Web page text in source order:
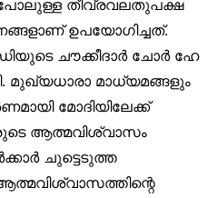
തീവ്രവലതുപക്ഷ
ഉപയോഗിച്ചത്.
ചൗക്കീദാർ ചോർ ഹേ
മുഖ്യധാരാ മാധ്യമങ്ങളും
മോദിയിലേക്ക്
ആത്മവിശ്വാസം
ചുട്ടെടുത്ത